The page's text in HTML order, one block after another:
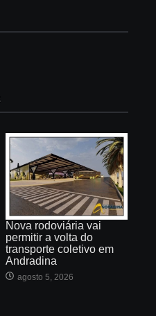
Nova rodoviária vai
permitir a volta do
transporte coletivo em
Andradina
agosto 5, 2026